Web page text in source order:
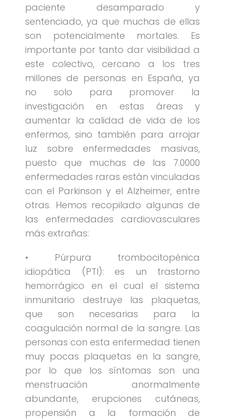
paciente desamparado y
sentenciado, ya que muchas de ellas
son potencialmente mortales. Es
importante por tanto dar visibilidad a
este colectivo, cercano a los tres
millones de personas en España, ya
no solo para promover la
investigación en estas áreas y
aumentar la calidad de vida de los
enfermos, sino también para arrojar
luz sobre enfermedades masivas,
puesto que muchas de las 7.0000
enfermedades raras están vinculadas
con el Parkinson y el Alzheimer, entre
otras. Hemos recopilado algunas de
las enfermedades cardiovasculares
más extrañas:
• Púrpura trombocitopénica
idiopática (PTI): es un trastorno
hemorrágico en el cual el sistema
inmunitario destruye las plaquetas,
que son necesarias para la
coagulación normal de la sangre. Las
personas con esta enfermedad tienen
muy pocas plaquetas en la sangre,
por lo que los síntomas son una
menstruación anormalmente
abundante, erupciones cutáneas,
propensión a la formación de